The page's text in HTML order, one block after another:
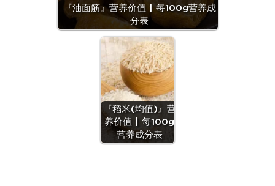
『油面筋』营养价值 | 每100g营养成
分表
『稻米(均值)』营
养价值 | 每100g
营养成分表